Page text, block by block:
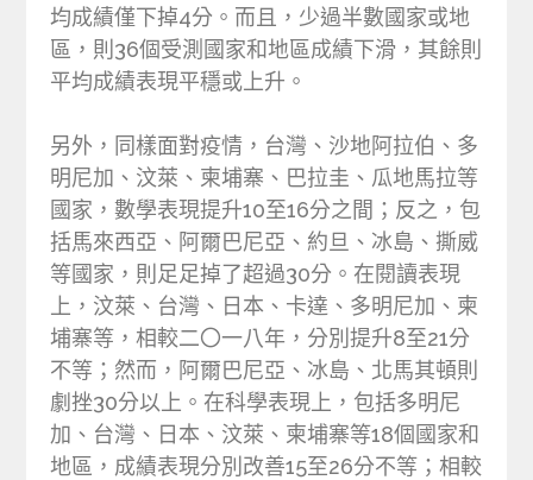
均成績僅下掉4分。而且，少過半數國家或地
區，則36個受測國家和地區成績下滑，其餘則
平均成績表現平穩或上升。
另外，同樣面對疫情，台灣、沙地阿拉伯、多
明尼加、汶萊、柬埔寨、巴拉圭、瓜地馬拉等
國家，數學表現提升10至16分之間；反之，包
括馬來西亞、阿爾巴尼亞、約旦、冰島、撕威
等國家，則足足掉了超過30分。在閱讀表現
上，汶萊、台灣、日本、卡達、多明尼加、柬
埔寨等，相較二〇一八年，分別提升8至21分
不等；然而，阿爾巴尼亞、冰島、北馬其頓則
劇挫30分以上。在科學表現上，包括多明尼
加、台灣、日本、汶萊、柬埔寨等18個國家和
地區，成績表現分別改善15至26分不等；相較